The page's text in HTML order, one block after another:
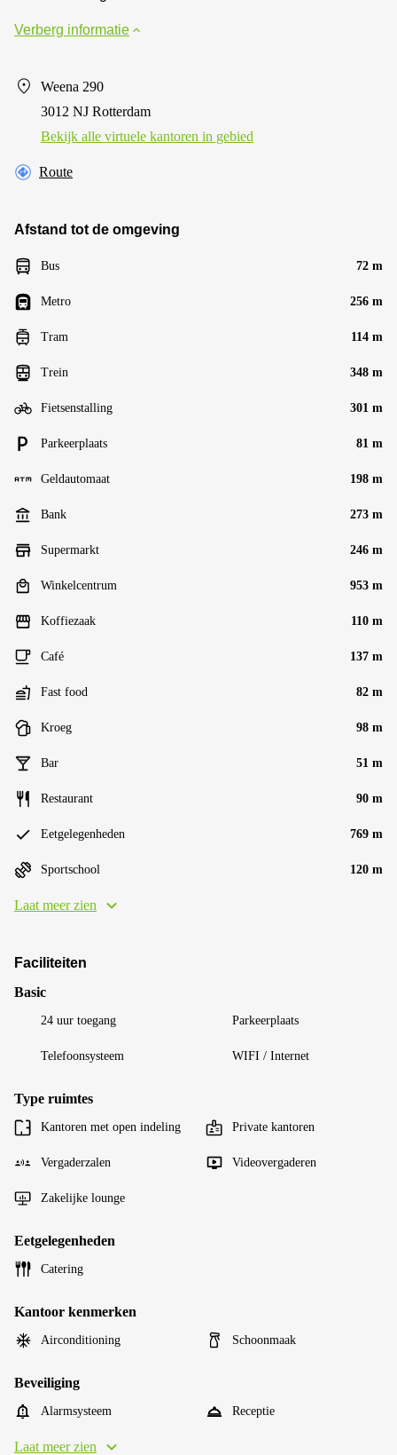
Verberg informatie
Weena 290
3012 NJ Rotterdam
Bekijk alle virtuele kantoren in gebied
Route
Afstand tot de omgeving
Bus 72 m
Metro 256 m
Tram 114 m
Trein 348 m
Fietsenstalling 301 m
Parkeerplaats 81 m
Geldautomaat 198 m
Bank 273 m
Supermarkt 246 m
Winkelcentrum 953 m
Koffiezaak 110 m
Café 137 m
Fast food 82 m
Kroeg 98 m
Bar 51 m
Restaurant 90 m
Eetgelegenheden 769 m
Sportschool 120 m
Laat meer zien
Faciliteiten
Basic
24 uur toegang Parkeerplaats
Telefoonsysteem WIFI / Internet
Type ruimtes
Kantoren met open indeling Private kantoren
Vergaderzalen Videovergaderen
Zakelijke lounge
Eetgelegenheden
Catering
Kantoor kenmerken
Airconditioning Schoonmaak
Beveiliging
Alarmsysteem Receptie
Laat meer zien